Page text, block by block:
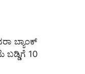
ಬ್ಯಾಂಕ್
10